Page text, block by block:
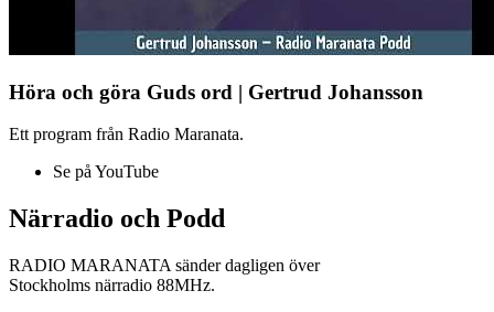
Höra och göra Guds ord | Gertrud Johansson
Ett program från Radio Maranata.
Se på YouTube
Närradio och Podd
RADIO MARANATA sänder dagligen över
Stockholms närradio 88MHz.